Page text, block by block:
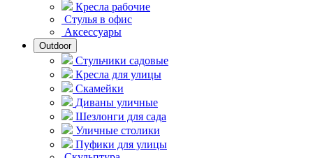
Кресла рабочие
Стулья в офис
Аксессуары
Outdoor
Стульчики садовые
Кресла для улицы
Скамейки
Диваны уличные
Шезлонги для сада
Уличные столики
Пуфики для улицы